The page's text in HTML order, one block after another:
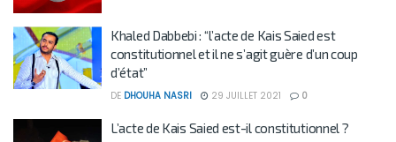
Khaled Dabbebi : “l’acte de Kais Saied est
constitutionnel et il ne s’agit guère d’un coup
d’état”
DE DHOUHA NASRI 29 JUILLET 2021 0
L’acte de Kais Saied est-il constitutionnel ?